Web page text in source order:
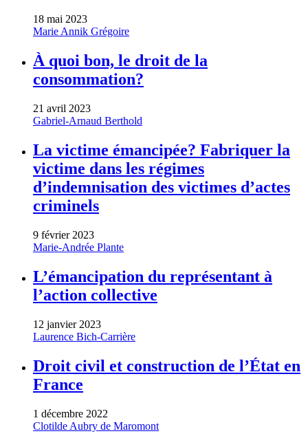
18 mai 2023
Marie Annik Grégoire
À quoi bon, le droit de la
consommation?
21 avril 2023
Gabriel-Arnaud Berthold
La victime émancipée? Fabriquer la
victime dans les régimes
d’indemnisation des victimes d’actes
criminels
9 février 2023
Marie-Andrée Plante
L’émancipation du représentant à
l’action collective
12 janvier 2023
Laurence Bich-Carrière
Droit civil et construction de l’État en
France
1 décembre 2022
Clotilde Aubry de Maromont